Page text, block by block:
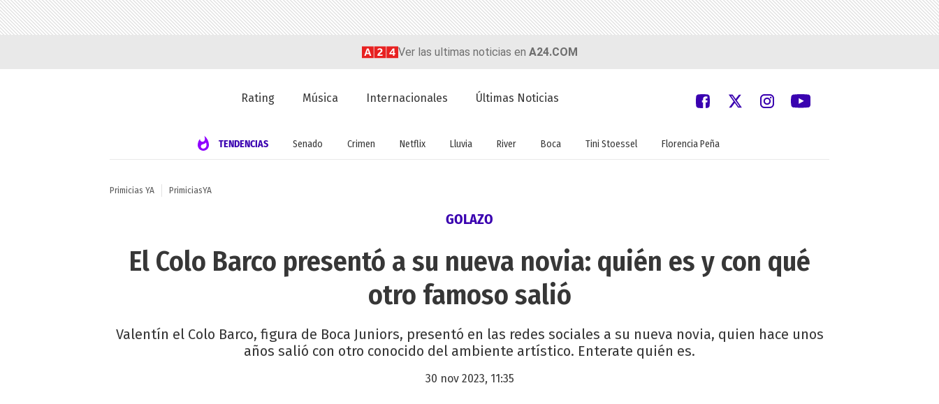
Ver las ultimas noticias en A24.COM
Rating Música Internacionales Últimas Noticias
TENDENCIAS Senado Crimen Netflix Lluvia River Boca Tini Stoessel Florencia Peña
Primicias YA PrimiciasYA
GOLAZO
El Colo Barco presentó a su nueva novia: quién es y con qué
otro famoso salió
Valentín el Colo Barco, figura de Boca Juniors, presentó en las redes sociales a su nueva novia, quien hace unos
años salió con otro conocido del ambiente artístico. Enterate quién es.
30 nov 2023, 11:35